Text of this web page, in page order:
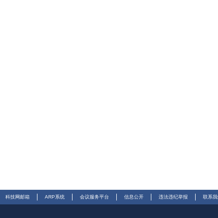
科技网邮箱 ARP系统 会议服务平台 信息公开 违法违纪举报 联系我